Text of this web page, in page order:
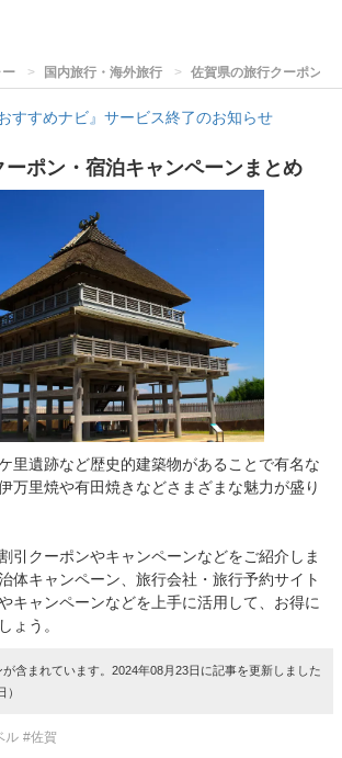
国内旅行・海外旅行 佐賀県の旅行クーポン・
すすめナビ』サービス終了のお知らせ
ポン・宿泊キャンペーンまとめ
里遺跡など歴史的建築物があることで有名な
万里焼や有田焼きなどさまざまな魅力が盛り
引クーポンやキャンペーンなどをご紹介しま
体キャンペーン、旅行会社・旅行予約サイト
キャンペーンなどを上手に活用して、お得に
ょう。
含まれています。2024年08月23日に記事を更新しました
）
ル #佐賀